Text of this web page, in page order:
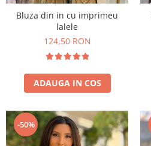
Bluza din in cu imprimeu
lalele
124,50 RON
ADAUGA IN COS
-50%